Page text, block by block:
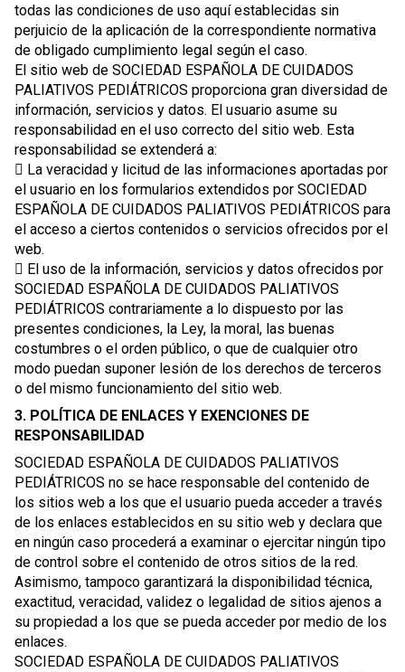
todas las condiciones de uso aquí establecidas sin
perjuicio de la aplicación de la correspondiente normativa
de obligado cumplimiento legal según el caso.
El sitio web de SOCIEDAD ESPAÑOLA DE CUIDADOS
PALIATIVOS PEDIÁTRICOS proporciona gran diversidad de
información, servicios y datos. El usuario asume su
responsabilidad en el uso correcto del sitio web. Esta
responsabilidad se extenderá a:
 La veracidad y licitud de las informaciones aportadas por
el usuario en los formularios extendidos por SOCIEDAD
ESPAÑOLA DE CUIDADOS PALIATIVOS PEDIÁTRICOS para
el acceso a ciertos contenidos o servicios ofrecidos por el
web.
 El uso de la información, servicios y datos ofrecidos por
SOCIEDAD ESPAÑOLA DE CUIDADOS PALIATIVOS
PEDIÁTRICOS contrariamente a lo dispuesto por las
presentes condiciones, la Ley, la moral, las buenas
costumbres o el orden público, o que de cualquier otro
modo puedan suponer lesión de los derechos de terceros
o del mismo funcionamiento del sitio web.
3. POLÍTICA DE ENLACES Y EXENCIONES DE
RESPONSABILIDAD
SOCIEDAD ESPAÑOLA DE CUIDADOS PALIATIVOS
PEDIÁTRICOS no se hace responsable del contenido de
los sitios web a los que el usuario pueda acceder a través
de los enlaces establecidos en su sitio web y declara que
en ningún caso procederá a examinar o ejercitar ningún tipo
de control sobre el contenido de otros sitios de la red.
Asimismo, tampoco garantizará la disponibilidad técnica,
exactitud, veracidad, validez o legalidad de sitios ajenos a
su propiedad a los que se pueda acceder por medio de los
enlaces.
SOCIEDAD ESPAÑOLA DE CUIDADOS PALIATIVOS